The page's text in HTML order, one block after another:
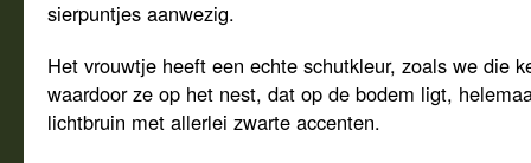
sierpuntjes aanwezig.
Het vrouwtje heeft een echte schutkleur, zoals we die
waardoor ze op het nest, dat op de bodem ligt,
lichtbruin met allerlei zwarte accenten.